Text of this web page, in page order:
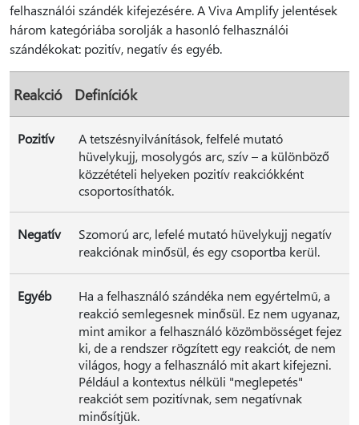
felhasználói szándék kifejezésére. A Viva Amplify jelentések
három kategóriába sorolják a hasonló felhasználói
szándékokat: pozitív, negatív és egyéb.
Reakció Definíciók
Pozitív
A tetszésnyilvánítások, felfelé mutató
hüvelykujj, mosolygós arc, szív – a különböző
közzétételi helyeken pozitív reakciókként
csoportosíthatók.
Negatív
Szomorú arc, lefelé mutató hüvelykujj negatív
reakciónak minősül, és egy csoportba kerül.
Egyéb
Ha a felhasználó szándéka nem egyértelmű, a
reakció semlegesnek minősül. Ez nem ugyanaz,
mint amikor a felhasználó közömbösséget fejez
ki, de a rendszer rögzített egy reakciót, de nem
világos, hogy a felhasználó mit akart kifejezni.
Például a kontextus nélküli "meglepetés"
reakciót sem pozitívnak, sem negatívnak
minősítjük.